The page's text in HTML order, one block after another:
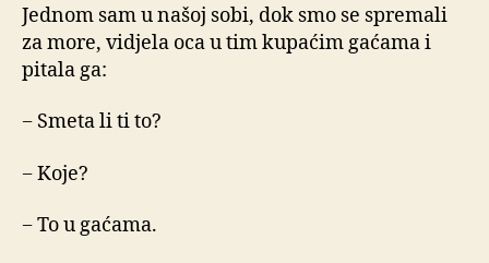
Jednom sam u našoj sobi, dok smo se spremali
za more, vidjela oca u tim kupaćim gaćama i
pitala ga:
− Smeta li ti to?
− Koje?
− To u gaćama.